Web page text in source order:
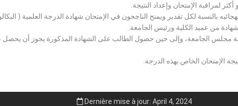
لمراقبة الإمتحان وإعداد النتيجة.
بالنسبة لكل تقدير ويمنح الناجحون في الإمتحان شهادة الدرجة العلمية (
من عميد الكلية ورئيس الجامعة.
مجلس الجامعة، وإلى حين حصول الطالب على الشهادة المذكورة يجوز أن يحصل
الإمتحان الخاص بهذه الدرجة.
Dernière mise à jour: April 4, 2024